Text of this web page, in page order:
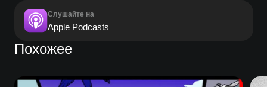
Слушайте на
Apple Podcasts
Похожее